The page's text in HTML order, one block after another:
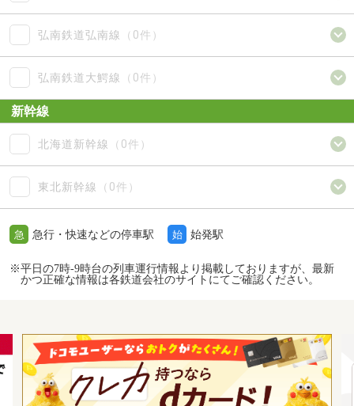
弘南鉄道弘南線 （0件）
弘南鉄道大鰐線 （0件）
新幹線
北海道新幹線 （0件）
東北新幹線 （0件）
急 急行・快速などの停車駅 始 始発駅
※平日の7時-9時台の列車運行情報より掲載しておりますが、最新
かつ正確な情報は各鉄道会社のサイトにてご確認ください。